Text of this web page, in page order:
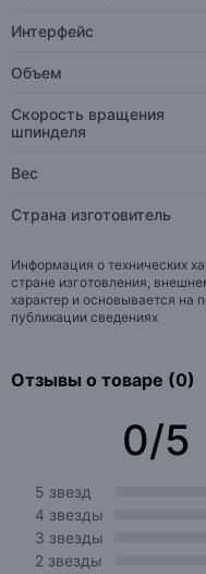
Интерфейс
Объем
Скорость вращения
шпинделя
Вес
Страна изготовитель
Информация о технических
стране изготовления,
характер и основывается на
публикации сведениях
Отзывы о товаре (0)
0/5
5 звезд
4 звезды
3 звезды
2 звезды